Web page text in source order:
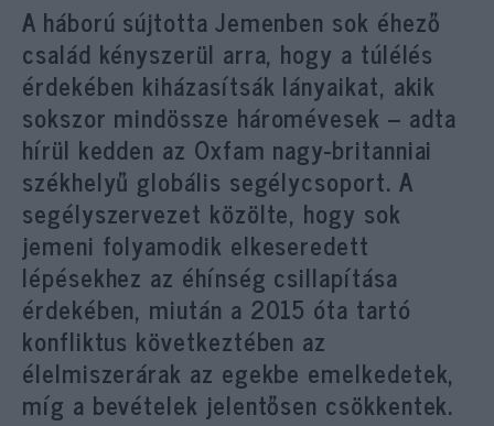
A háború sújtotta Jemenben sok éhező
család kényszerül arra, hogy a túlélés
érdekében kiházasítsák lányaikat, akik
sokszor mindössze háromévesek – adta
hírül kedden az Oxfam nagy-britanniai
székhelyű globális segélycsoport. A
segélyszervezet közölte, hogy sok
jemeni folyamodik elkeseredett
lépésekhez az éhínség csillapítása
érdekében, miután a 2015 óta tartó
konfliktus következtében az
élelmiszerárak az egekbe emelkedetek,
míg a bevételek jelentősen csökkentek.